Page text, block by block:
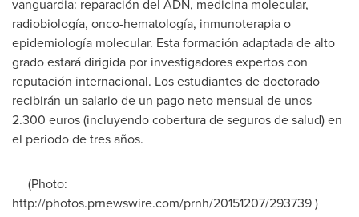
vanguardia: reparación del ADN, medicina molecular,
radiobiología, onco-hematología, inmunoterapia o
epidemiología molecular. Esta formación adaptada de alto
grado estará dirigida por investigadores expertos con
reputación internacional. Los estudiantes de doctorado
recibirán un salario de un pago neto mensual de unos
2.300 euros(incluyendo cobertura de seguros de salud) en
el periodo de tres años.
(Photo:
http://photos.prnewswire.com/prnh/20151207/293739 )